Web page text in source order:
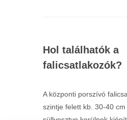
Hol találhatók a
falicsatlakozók?
A központi porszívó
szintje felett kb. 30-40